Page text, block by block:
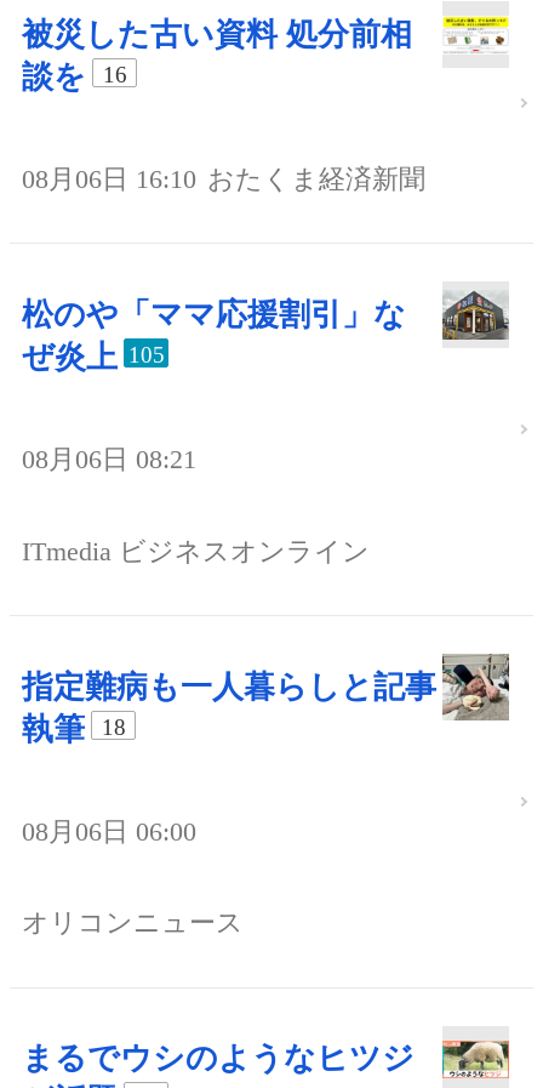
被災した古い資料 処分前相
談を
16
08月06日 16:10 おたくま経済新聞
松のや「ママ応援割引」な
ぜ炎上 105
08月06日 08:21
ITmedia ビジネスオンライン
指定難病も一人暮らしと記事
執筆
18
08月06日 06:00
オリコンニュース
まるでウシのようなヒツジ